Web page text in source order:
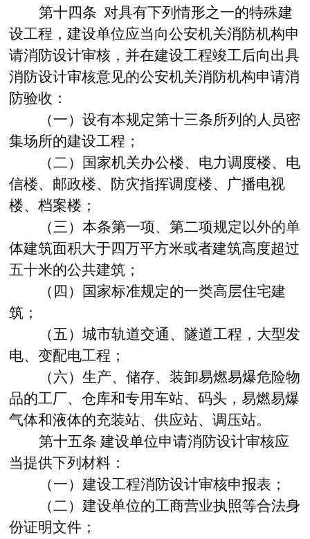
第十四条 对具有下列情形之一的特殊建
设工程，建设单位应当向公安机关消防机构申
请消防设计审核，并在建设工程竣工后向出具
消防设计审核意见的公安机关消防机构申请消
防验收：
（一）设有本规定第十三条所列的人员密
集场所的建设工程；
（二）国家机关办公楼、电力调度楼、电
信楼、邮政楼、防灾指挥调度楼、广播电视
楼、档案楼；
（三）本条第一项、第二项规定以外的单
体建筑面积大于四万平方米或者建筑高度超过
五十米的公共建筑；
（四）国家标准规定的一类高层住宅建
筑；
（五）城市轨道交通、隧道工程，大型发
电、变配电工程；
（六）生产、储存、装卸易燃易爆危险物
品的工厂、仓库和专用车站、码头，易燃易爆
气体和液体的充装站、供应站、调压站。
第十五条 建设单位申请消防设计审核应
当提供下列材料：
（一）建设工程消防设计审核申报表；
（二）建设单位的工商营业执照等合法身
份证明文件；